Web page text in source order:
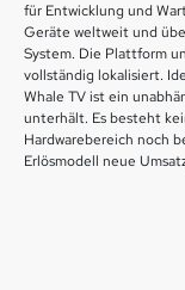
für Entwicklung und
Geräte weltweit und
System. Die Plattform
vollständig lokalisiert.
Whale TV ist ein
unterhält. Es besteht
Hardwarebereich noch
Erlösmodell neue